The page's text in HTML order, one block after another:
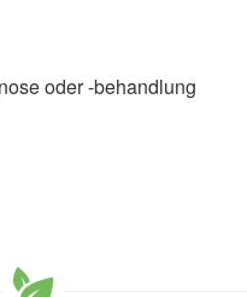
oder -behandlung